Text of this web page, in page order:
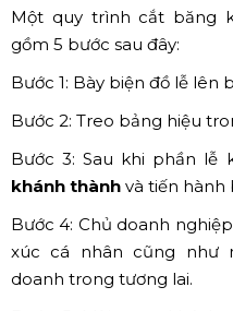
Một quy trình cắt băng
gồm 5 bước sau đây:
Bước 1: Bày biện đồ lễ lên
Bước 2: Treo bảng hiệu
Bước 3: Sau khi phần lễ
khánh thành và tiến hành
Bước 4: Chủ doanh
xúc cá nhân cũng như
doanh trong tương lai.